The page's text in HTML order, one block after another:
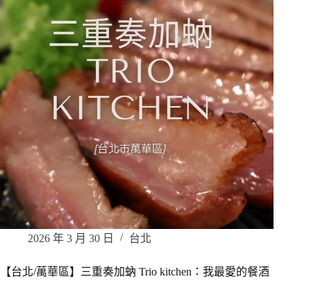
2026 年 3 月 30 日 台北
【台北/萬華區】三重奏加蚋 Trio kitchen：我最愛的餐酒